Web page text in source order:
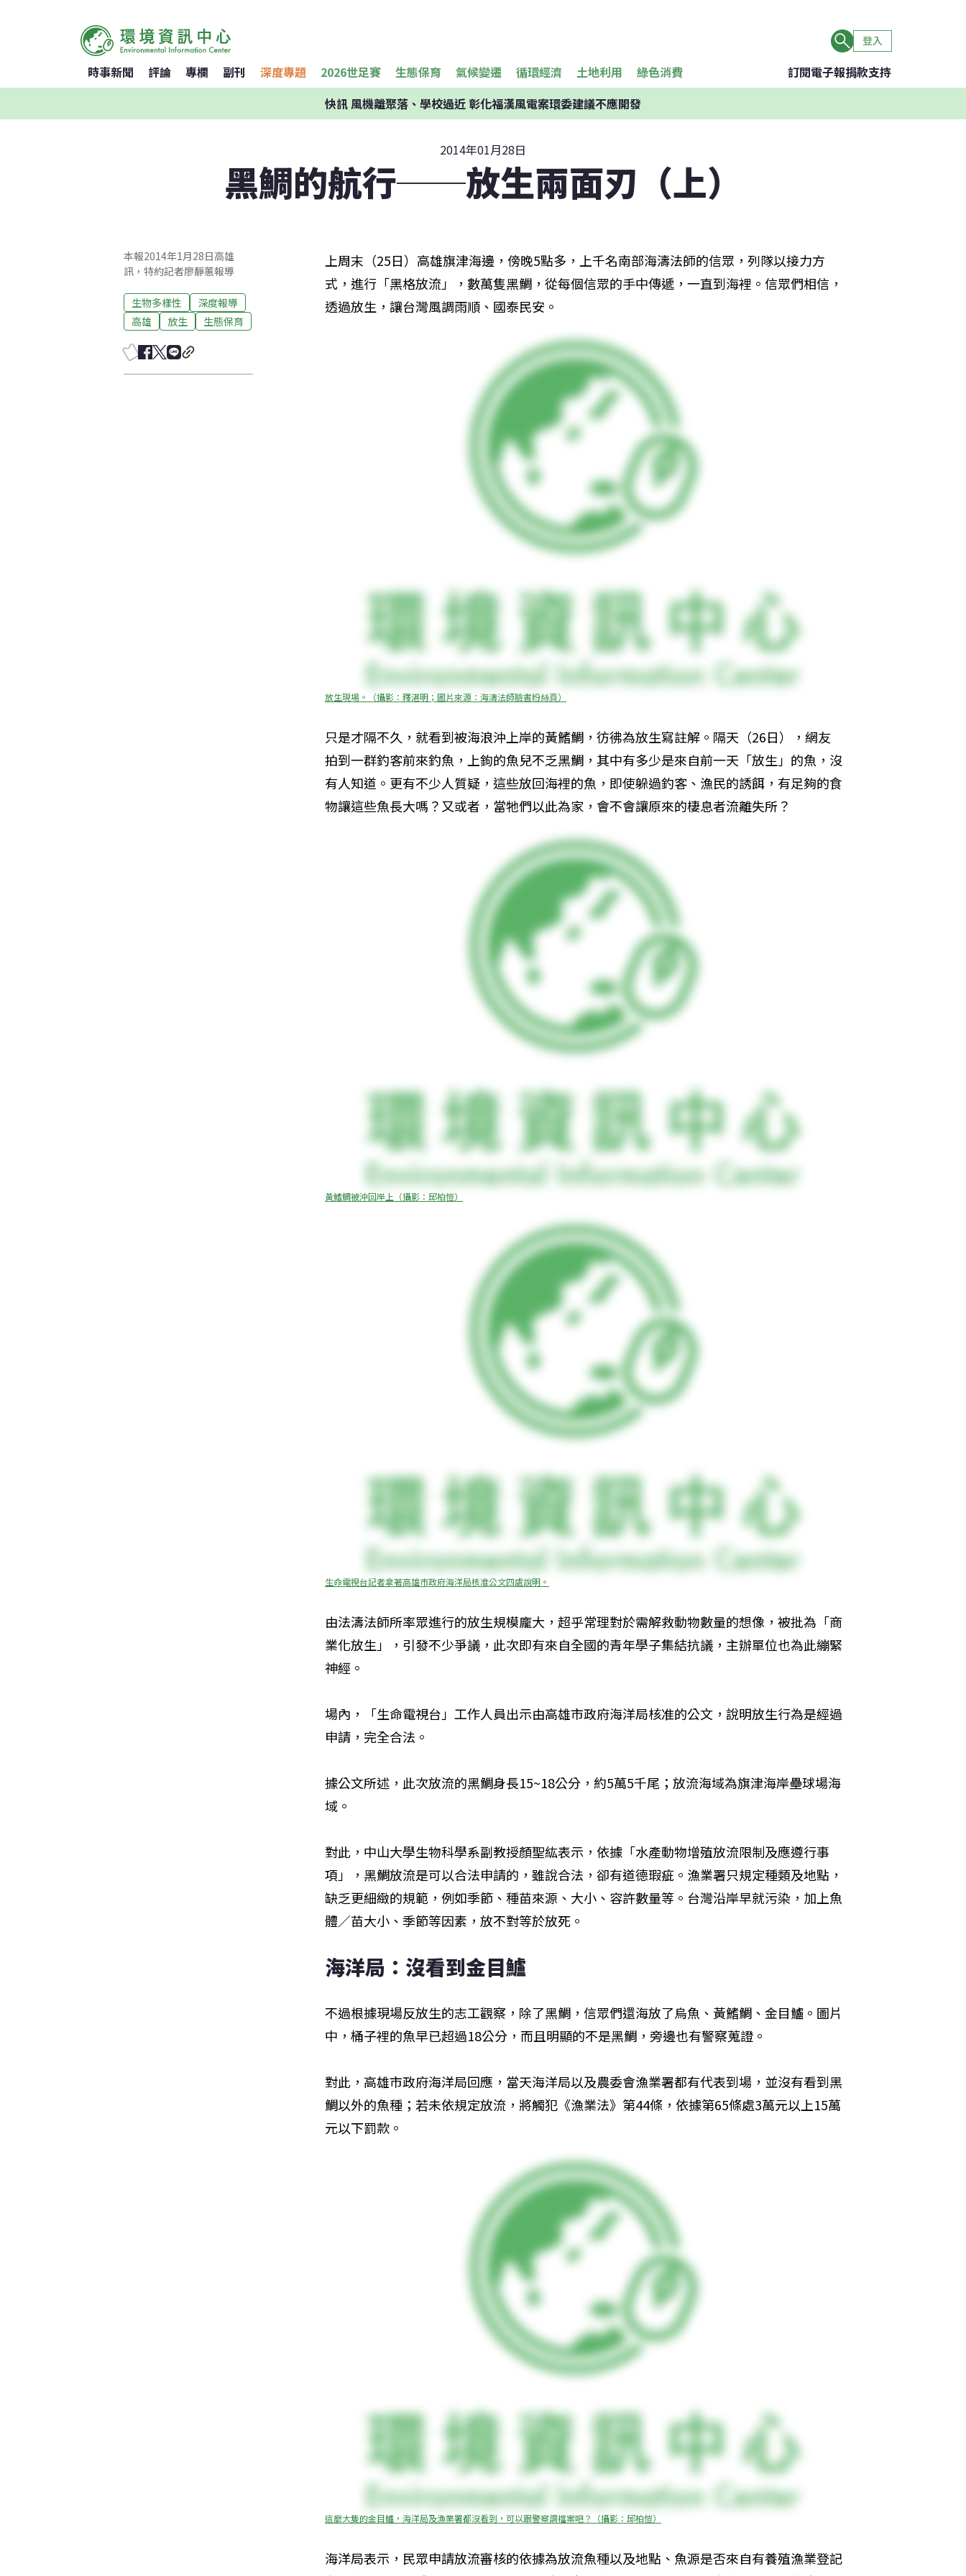
登入
時事新聞 評論 專欄 副刊 深度專題 2026世足賽 生態保育 氣候變遷 循環經濟 土地利用 綠色消費 訂閱電子報捐款支持
快訊風機離聚落、學校過近 彰化福漢風電案環委建議不應開發
2014年01月28日
黑鯛的航行──放生兩面刃（上）
本報2014年1月28日高雄
訊，特約記者廖靜蕙報導
生物多樣性
深度報導
高雄
放生 生態保育
上周末（25日）高雄旗津海邊，傍晚5點多，上千名南部海濤法師的信眾，列隊以接力方
式，進行「黑格放流」，數萬隻黑鯛，從每個信眾的手中傳遞，一直到海裡。信眾們相信，
透過放生，讓台灣風調雨順、國泰民安。
放生現場。（攝影：釋湛明；圖片來源：海濤法師臉書粉絲頁）
只是才隔不久，就看到被海浪沖上岸的黃鰭鯛，彷彿為放生寫註解。隔天（26日），網友
拍到一群釣客前來釣魚，上鉤的魚兒不乏黑鯛，其中有多少是來自前一天「放生」的魚，沒
有人知道。更有不少人質疑，這些放回海裡的魚，即使躲過釣客、漁民的誘餌，有足夠的食
物讓這些魚長大嗎？又或者，當牠們以此為家，會不會讓原來的棲息者流離失所？
黃鰭鯛被沖回岸上（攝影：邱柏愷）
生命電視台記者拿著高雄市政府海洋局核准公文四處說明。
由法濤法師所率眾進行的放生規模龐大，超乎常理對於需解救動物數量的想像，被批為「商
業化放生」，引發不少爭議，此次即有來自全國的青年學子集結抗議，主辦單位也為此繃緊
神經。
場內，「生命電視台」工作人員出示由高雄市政府海洋局核准的公文，說明放生行為是經過
申請，完全合法。
據公文所述，此次放流的黑鯛身長15~18公分，約5萬5千尾；放流海域為旗津海岸壘球場海
域。
對此，中山大學生物科學系副教授顏聖紘表示，依據「水產動物增殖放流限制及應遵行事
項」，黑鯛放流是可以合法申請的，雖說合法，卻有道德瑕疵。漁業署只規定種類及地點，
缺乏更細緻的規範，例如季節、種苗來源、大小、容許數量等。台灣沿岸早就污染，加上魚
體／苗大小、季節等因素，放不對等於放死。
海洋局：沒看到金目鱸
不過根據現場反放生的志工觀察，除了黑鯛，信眾們還海放了烏魚、黃鰭鯛、金目鱸。圖片
中，桶子裡的魚早已超過18公分，而且明顯的不是黑鯛，旁邊也有警察蒐證。
對此，高雄市政府海洋局回應，當天海洋局以及農委會漁業署都有代表到場，並沒有看到黑
鯛以外的魚種；若未依規定放流，將觸犯《漁業法》第44條，依據第65條處3萬元以上15萬
元以下罰款。
這麼大隻的金目鱸，海洋局及漁業署都沒看到，可以跟警察調檔案吧？（攝影：邱柏愷）
海洋局表示，民眾申請放流審核的依據為放流魚種以及地點、魚源是否來自有養殖漁業登記